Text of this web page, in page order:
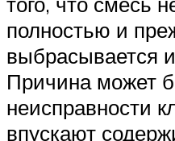
полностью и
выбрасывается
Причина может
неисправности
впускают